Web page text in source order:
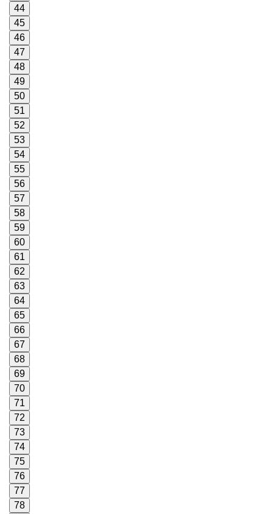
44
45
46
47
48
49
50
51
52
53
54
55
56
57
58
59
60
61
62
63
64
65
66
67
68
69
70
71
72
73
74
75
76
77
78